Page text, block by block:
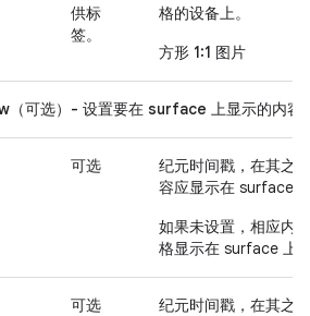
供标
签。
格的设备上。
方形 1:1 图片
可选）- 设置要在 surface 上显示的内容
可选
纪元时间戳，在其之
容应显示在 surface
如果未设置，相应内
格显示在 surface 上
可选
纪元时间戳，在其之